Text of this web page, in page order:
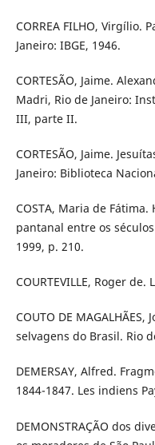
CORREA FILHO, Virgílio.
Janeiro: IBGE, 1946.
CORTESÃO, Jaime.
Madri, Rio de Janeiro:
III, parte II.
CORTESÃO, Jaime.
Janeiro: Biblioteca
COSTA, Maria de
pantanal entre os séculos
1999, p. 210.
COURTEVILLE, Roger
COUTO DE MAGALHÃES,
selvagens do Brasil. Rio
DEMERSAY, Alfred.
1844-1847. Les indiens
DEMONSTRAÇÃO dos